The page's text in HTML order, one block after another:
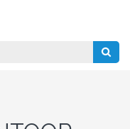
Zoeken
naar: